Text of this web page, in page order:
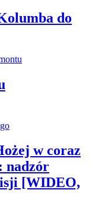
do
w coraz
nadzór
[WIDEO,